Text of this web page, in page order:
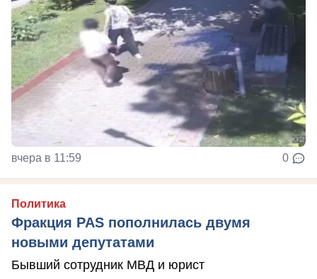
вчера в 11:59 0
Политика
Фракция PAS пополнилась двумя
новыми депутатами
Бывший сотрудник МВД и юрист